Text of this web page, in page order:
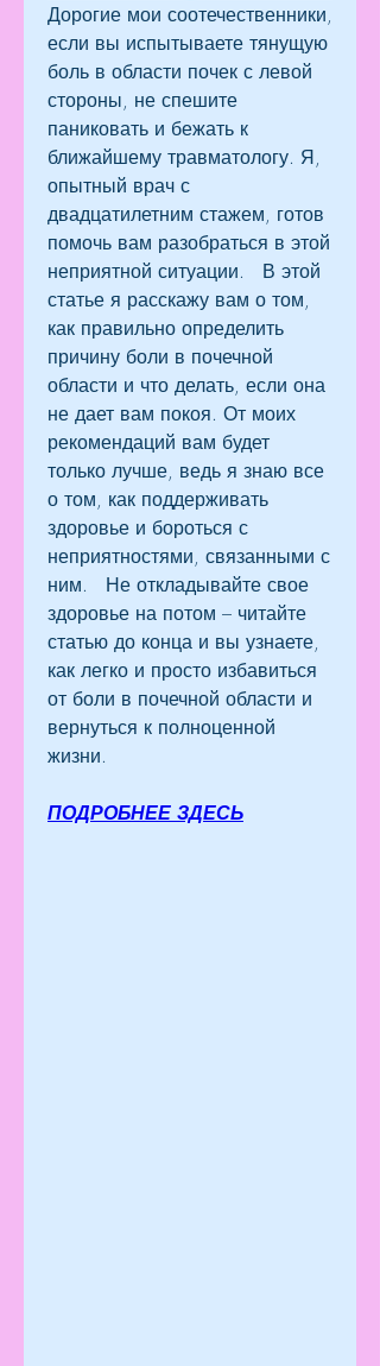
Дорогие мои соотечественники,
если вы испытываете тянущую
боль в области почек с левой
стороны, не спешите
паниковать и бежать к
ближайшему травматологу. Я,
опытный врач с
двадцатилетним стажем, готов
помочь вам разобраться в этой
неприятной ситуации.   В этой
статье я расскажу вам о том,
как правильно определить
причину боли в почечной
области и что делать, если она
не дает вам покоя. От моих
рекомендаций вам будет
только лучше, ведь я знаю все
о том, как поддерживать
здоровье и бороться с
неприятностями, связанными с
ним.   Не откладывайте свое
здоровье на потом – читайте
статью до конца и вы узнаете,
как легко и просто избавиться
от боли в почечной области и
вернуться к полноценной
жизни.
ПОДРОБНЕЕ ЗДЕСЬ